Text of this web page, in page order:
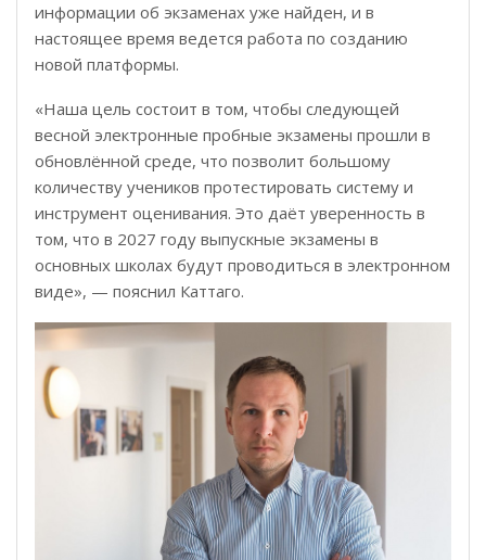
информации об экзаменах уже найден, и в
настоящее время ведется работа по созданию
новой платформы.
«Наша цель состоит в том, чтобы следующей
весной электронные пробные экзамены прошли в
обновлённой среде, что позволит большому
количеству учеников протестировать систему и
инструмент оценивания. Это даёт уверенность в
том, что в 2027 году выпускные экзамены в
основных школах будут проводиться в электронном
виде», — пояснил Каттаго.